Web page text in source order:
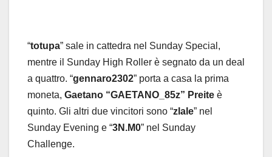
“totupa” sale in cattedra nel Sunday Special,
mentre il Sunday High Roller è segnato da un deal
a quattro. “gennaro2302” porta a casa la prima
moneta, Gaetano “GAETANO_85z” Preite è
quinto. Gli altri due vincitori sono “zlale” nel
Sunday Evening e “3N.M0” nel Sunday
Challenge.